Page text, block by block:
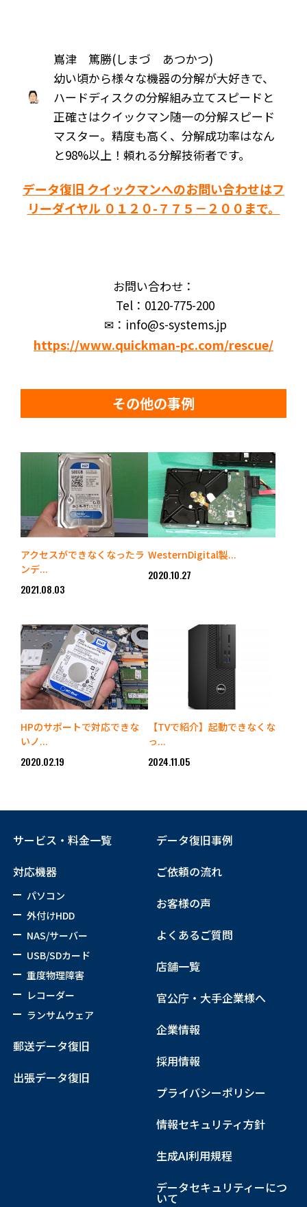
嶌津 篤勝(しまづ あつかつ)
幼い頃から様々な機器の分解が大好きで、
ハードディスクの分解組み立てスピードと
正確さはクイックマン随一の分解スピード
マスター。精度も高く、分解成功率はなん
と98%以上！頼れる分解技術者です。
データ復旧 クイックマンへのお問い合わせはフ
リーダイヤル ０１２０-７７５－２００まで。
お問い合わせ：
Tel：0120-775-200
✉：info@s-systems.jp
https://www.quickman-pc.com/rescue/
その他の事例
アクセスができなくなったラ
ンデ...
2021.08.03
WesternDigital製...
2020.10.27
HPのサポートで対応できな
いノ...
2020.02.19
【TVで紹介】起動できなくな
っ...
2024.11.05
サービス・料金一覧
対応機器
パソコン
外付けHDD
NAS/サーバー
USB/SDカード
重度物理障害
レコーダー
ランサムウェア
郵送データ復旧
出張データ復旧
データ復旧事例
ご依頼の流れ
お客様の声
よくあるご質問
店舗一覧
官公庁・大手企業様へ
企業情報
採用情報
プライバシーポリシー
情報セキュリティ方針
生成AI利用規程
データセキュリティーにつ
いて